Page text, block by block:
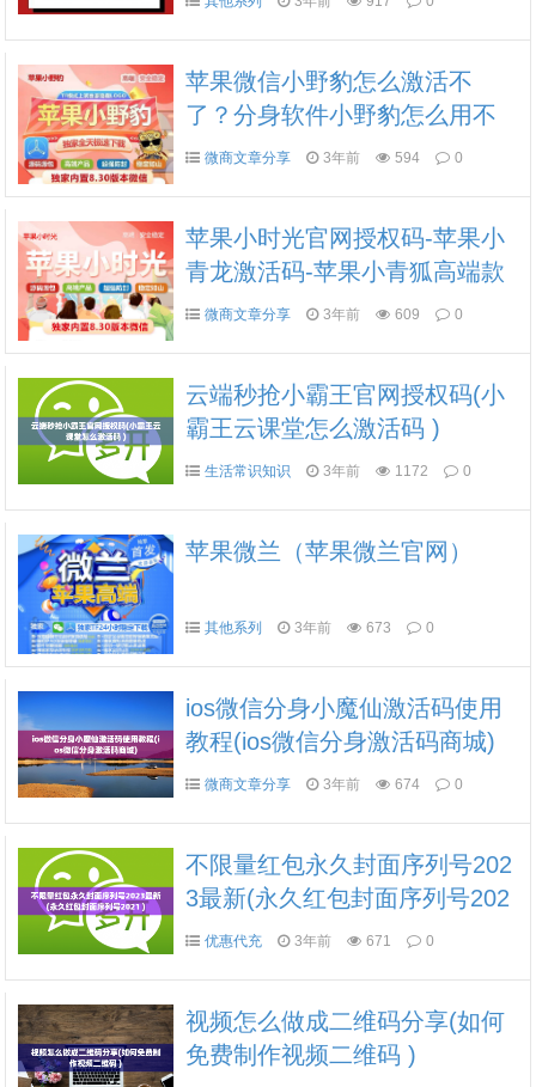
苹果微信小野豹怎么激活不
了？分身软件小野豹怎么用不
成了
微商文章分享 3年前 594 0
苹果小时光官网授权码-苹果小
青龙激活码-苹果小青狐高端款
分身多开教程
微商文章分享 3年前 609 0
云端秒抢小霸王官网授权码(小
霸王云课堂怎么激活码 )
生活常识知识 3年前 1172 0
苹果微兰（苹果微兰官网）
其他系列 3年前 673 0
ios微信分身小魔仙激活码使用
教程(ios微信分身激活码商城)
微商文章分享 3年前 674 0
不限量红包永久封面序列号202
3最新(永久红包封面序列号202
1 )优惠代充 3年前 671 0
视频怎么做成二维码分享(如何
免费制作视频二维码 )